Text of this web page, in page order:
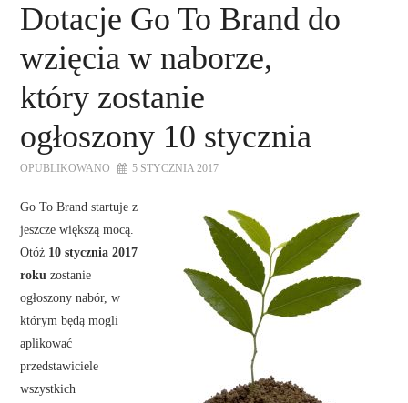
SZKOLENIA
KONTAKT
Dotacje Go To Brand do
wzięcia w naborze,
który zostanie
ogłoszony 10 stycznia
OPUBLIKOWANO 5 STYCZNIA 2017
Go To Brand startuje z
jeszcze większą mocą.
Otóż 10 stycznia 2017
roku zostanie
ogłoszony nabór, w
którym będą mogli
aplikować
przedstawiciele
wszystkich